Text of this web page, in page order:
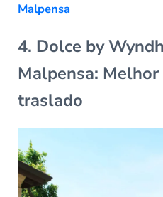
Malpensa
4. Dolce by
Malpensa:
traslado